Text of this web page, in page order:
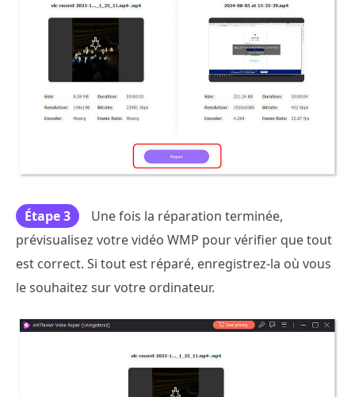
Étape 3
Une fois la réparation terminée,
prévisualisez votre vidéo WMP pour vérifier que tout
est correct. Si tout est réparé, enregistrez-la où vous
le souhaitez sur votre ordinateur.